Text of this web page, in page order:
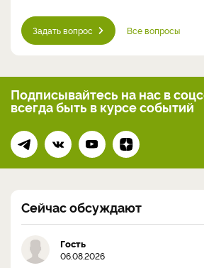
Задать вопрос Все вопросы
Подписывайтесь на нас в
всегдабыть в курсе событий
Сейчас обсуждают
Гость
06.08.2026